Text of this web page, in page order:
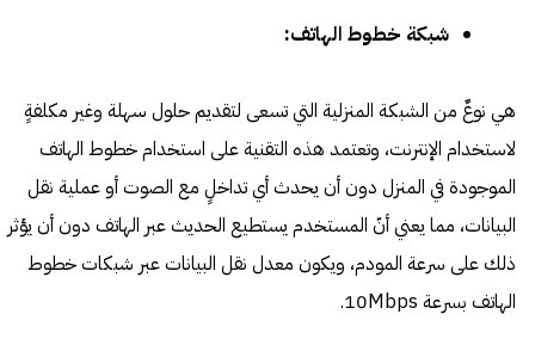
شبكة خطوط الهاتف:
هي نوعٌ من الشبكة المنزلية التي تسعى لتقديم حلول سهلة وغير مكلفةٍ
لاستخدام الإنترنت، وتعتمد هذه التقنية على استخدام خطوط الهاتف
الموجودة في المنزل دون أن يحدث أي تداخلٍ مع الصوت أو عملية نقل
البيانات، مما يعني أنّ المستخدم يستطيع الحديث عبر الهاتف دون أن يؤثر
ذلك على سرعة المودم، ويكون معدل نقل البيانات عبر شبكات خطوط
الهاتف بسرعة 10Mbps.